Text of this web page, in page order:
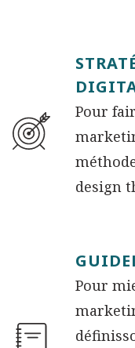
Pour
design
Pour